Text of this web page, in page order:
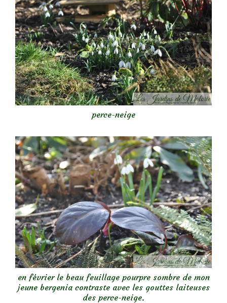
perce-neige
en février le beau feuillage pourpre sombre de mon
jeune bergenia contraste avec les gouttes laiteuses
des perce-neige.